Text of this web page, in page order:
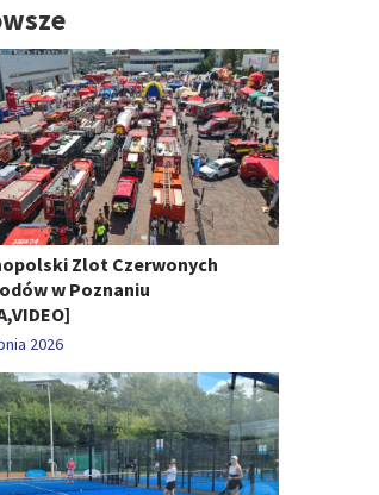
Zlot Czerwonych
w Poznaniu
2026